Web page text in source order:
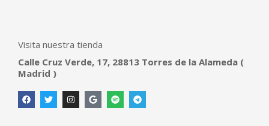
Visita nuestra tienda
Calle Cruz Verde, 17, 28813 Torres de la Alameda (
Madrid )